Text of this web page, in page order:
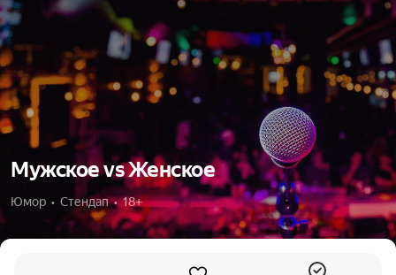
Мужское vs Женское
Юмор  •  Стендап  •  18+